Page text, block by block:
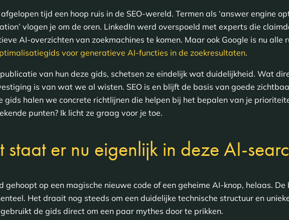
afgelopen tijd een hoop ruis in de SEO-wereld. Termen als ‘answer engine
vlogen je om de oren. LinkedIn werd overspoeld met experts die
AI-overzichten van zoekmachines te komen. Maar ook Google is nu alle
voor generatieve AI-functies in de zoekresultaten.
van hun deze gids, schetsen ze eindelijk wat duidelijkheid. Wat
is van wat we al wisten. SEO is en blijft de basis van goede
gids halen we concrete richtlijnen die helpen bij het bepalen van je
punten? Ik licht ze graag voor je toe.
staat er nu eigenlijk in deze AI-
gehoopt op een magische nieuwe code of een geheime AI-knop, helaas.
Het draait nog steeds om een duidelijke technische structuur en
de gids direct om een paar mythes door te prikken.